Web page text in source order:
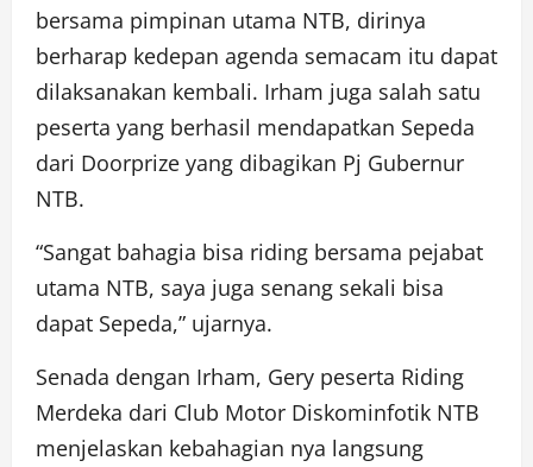
bersama pimpinan utama NTB, dirinya
berharap kedepan agenda semacam itu dapat
dilaksanakan kembali. Irham juga salah satu
peserta yang berhasil mendapatkan Sepeda
dari Doorprize yang dibagikan Pj Gubernur
NTB.
“Sangat bahagia bisa riding bersama pejabat
utama NTB, saya juga senang sekali bisa
dapat Sepeda,” ujarnya.
Senada dengan Irham, Gery peserta Riding
Merdeka dari Club Motor Diskominfotik NTB
menjelaskan kebahagian nya langsung